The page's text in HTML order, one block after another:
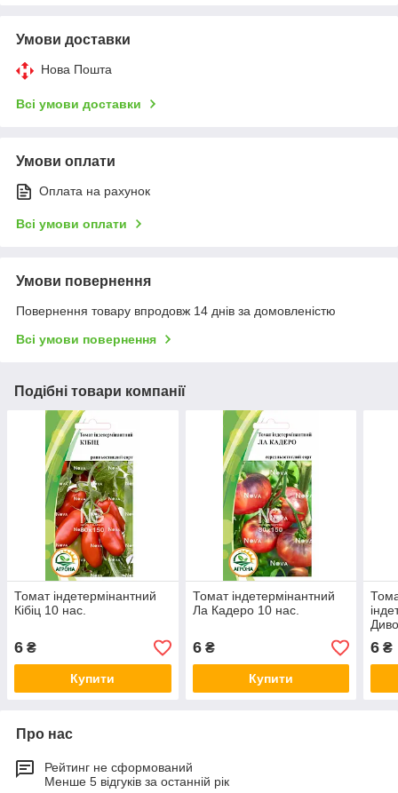
Умови доставки
Нова Пошта
Всі умови доставки
Умови оплати
Оплата на рахунок
Всі умови оплати
Умови повернення
Повернення товару впродовж 14 днів за домовленістю
Всі умови повернення
Подібні товари компанії
Томат індетермінантний
Кібіц 10 нас.
6 ₴
Купити
Томат індетермінантний
Ла Кадеро 10 нас.
6₴
Купити
6 ₴
Про нас
Рейтинг не сформований
Менше 5 відгуків за останній рік